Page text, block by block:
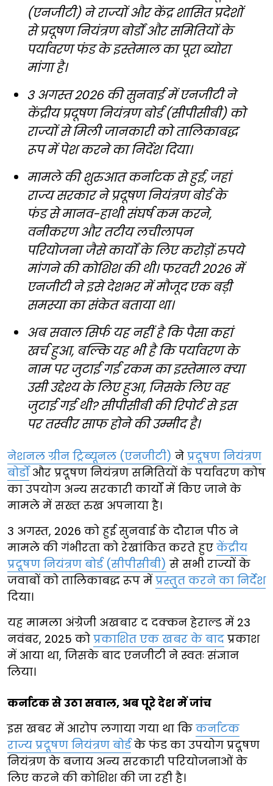
(एनजीटी) ने राज्यों और केंद्र शासित प्रदेशों
से प्रदूषण नियंत्रण बोर्डों और समितियों के
पर्यावरण फंड के इस्तेमाल का पूरा ब्योरा
मांगा है।
3 अगस्त 2026 की सुनवाई में एनजीटी ने
केंद्रीय प्रदूषण नियंत्रण बोर्ड (सीपीसीबी) को
राज्यों से मिली जानकारी को तालिकाबद्ध
रूप में पेश करने का निर्देश दिया।
मामले की शुरुआत कर्नाटक से हुई, जहां
राज्य सरकार ने प्रदूषण नियंत्रण बोर्ड के
फंड से मानव-हाथी संघर्ष कम करने,
वनीकरण और तटीय लचीलापन
परियोजना जैसे कार्यों के लिए करोड़ों रुपये
मांगने की कोशिश की थी। फरवरी 2026 में
एनजीटी ने इसे देशभर में मौजूद एक बड़ी
समस्या का संकेत बताया था।
अब सवाल सिर्फ यह नहीं है कि पैसा कहां
खर्च हुआ, बल्कि यह भी है कि पर्यावरण के
नाम पर जुटाई गई रकम का इस्तेमाल क्या
उसी उद्देश्य के लिए हुआ, जिसके लिए वह
जुटाई गई थी? सीपीसीबी की रिपोर्ट से इस
पर तस्वीर साफ होने की उम्मीद है।
नेशनल ग्रीन ट्रिब्यूनल (एनजीटी) ने प्रदूषण नियंत्रण
बोर्डोंऔर प्रदूषण नियंत्रण समितियों के पर्यावरण कोष
का उपयोग अन्य सरकारी कार्यों में किए जाने के
मामले में सख्त रुख अपनाया है।
3 अगस्त, 2026 को हुई सुनवाई के दौरान पीठ ने
मामले की गंभीरता को रेखांकित करते हुए केंद्रीय
प्रदूषण नियंत्रण बोर्ड (सीपीसीबी) से सभी राज्यों के
जवाबों को तालिकाबद्ध रूप में प्रस्तुत करने का निर्देश
दिया।
यह मामला अंग्रेजी अखबार द दक्कन हेराल्ड में 23
नवंबर, 2025 को प्रकाशित एक खबर के बाद प्रकाश
में आया था, जिसके बाद एनजीटी ने स्वतः संज्ञान
लिया।
कर्नाटक से उठा सवाल, अब पूरे देश में जांच
इस खबर में आरोप लगाया गया था कि कर्नाटक
राज्य प्रदूषण नियंत्रण बोर्डके फंड का उपयोग प्रदूषण
नियंत्रण के बजाय अन्य सरकारी परियोजनाओं के
लिए करने की कोशिश की जा रही है।